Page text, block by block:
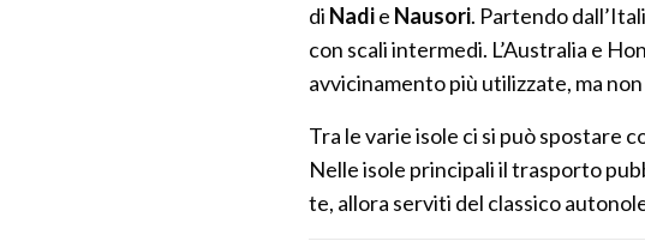
di Nadie Nausori. Partendo
con scali intermedi. L’Australia e
avvicinamento più utilizzate, ma
Tra le varie isole ci si può spostare
Nelle isole principali il trasporto
te, allora serviti del classico